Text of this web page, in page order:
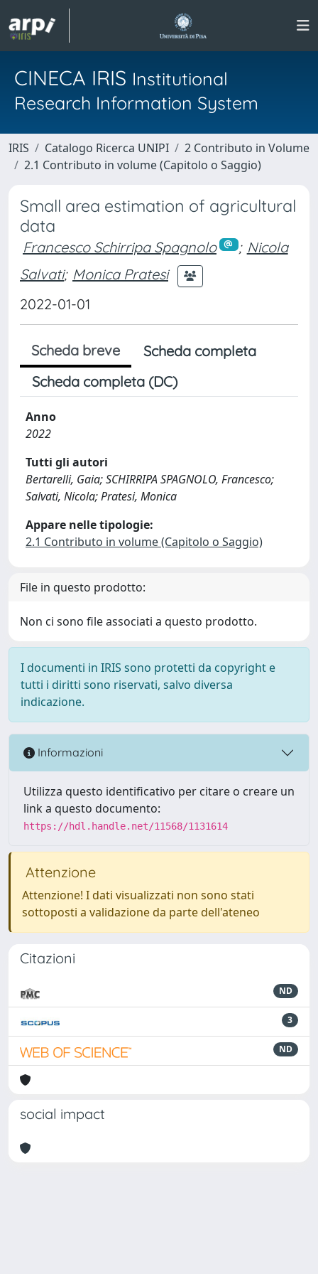
CINECA IRIS Institutional
Research Information System
IRIS Catalogo Ricerca UNIPI
2 Contributo in Volume
2.1 Contributo in volume (Capitolo o Saggio)
Small area estimation of agricultural
data
Francesco Schirripa Spagnolo ; Nicola
Salvati; Monica Pratesi
2022-01-01
Scheda breve
Scheda completa
Scheda completa (DC)
Anno
2022
Tutti gli autori
Bertarelli, Gaia; SCHIRRIPA SPAGNOLO, Francesco;
Salvati, Nicola; Pratesi, Monica
Appare nelle tipologie:
2.1 Contributo in volume (Capitolo o Saggio)
File in questo prodotto:
Non ci sono file associati a questo prodotto.
I documenti in IRIS sono protetti da copyright e
tutti i diritti sono riservati, salvo diversa
indicazione.
Informazioni
Utilizza questo identificativo per citare o creare un
link a questo documento:
https://hdl.handle.net/11568/1131614
Attenzione
Attenzione! I dati visualizzati non sono stati
sottoposti a validazione da parte dell'ateneo
Citazioni
ND
3
ND
social impact